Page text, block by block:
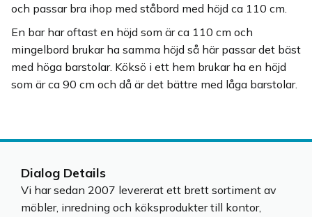
och passar bra ihop med ståbord med höjd ca 110 cm.
En bar har oftast en höjd som är ca 110 cm och
mingelbord brukar ha samma höjd så här passar det bäst
med höga barstolar. Köksö i ett hem brukar ha en höjd
som är ca 90 cm och då är det bättre med låga barstolar.
Dialog Details
Vi har sedan 2007 levererat ett brett sortiment av
möbler, inredning och köksprodukter till kontor,